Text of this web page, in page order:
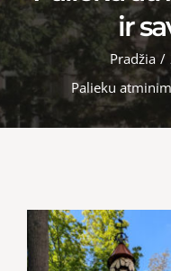
ir
Pradžia /
Palieku